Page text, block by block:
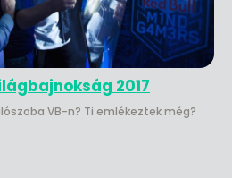
2017
VB-n? Ti emlékeztek még?